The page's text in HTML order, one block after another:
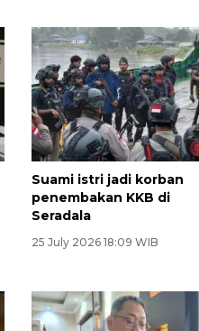
Suami istri jadi korban
penembakan KKB di
Seradala
25 July 2026 18:09 WIB